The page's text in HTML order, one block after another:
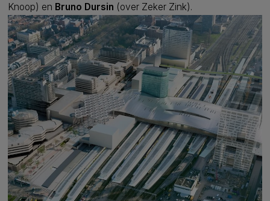
Knoop) en Bruno Dursin (over Zeker Zink).